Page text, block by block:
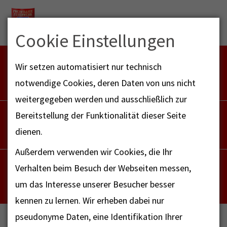
Menu
FEUERWEHR NOTFALL-RETTUNGSDIENST
112
POLIZEI
NOTRUF - FAX FÜR HÖRBEHINDERTE
112
Cookie Einstellungen
Wir setzen automatisiert nur technisch
notwendige Cookies, deren Daten von uns nicht
weitergegeben werden und ausschließlich zur
Bereitstellung der Funktionalität dieser Seite
dienen.
Außerdem verwenden wir Cookies, die Ihr
Verhalten beim Besuch der Webseiten messen,
um das Interesse unserer Besucher besser
kennen zu lernen. Wir erheben dabei nur
pseudonyme Daten, eine Identifikation Ihrer